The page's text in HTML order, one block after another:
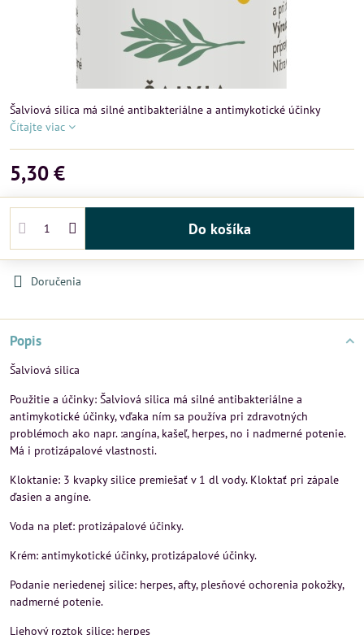
Šalviová silica má silné antibakteriálne a antimykotické účinky
Čítajte viac
5,30 €
Do košíka
Doručenia
Popis
Šalviová silica
Použitie a účinky: Šalviová silica má silné antibakteriálne a
antimykotické účinky, vďaka ním sa používa pri zdravotných
problémoch ako napr. :angína, kašeľ, herpes, no i nadmerné potenie.
Má i protizápalové vlastnosti.
Kloktanie: 3 kvapky silice premiešať v 1 dl vody. Kloktať pri zápale
ďasien a angíne.
Voda na pleť: protizápalové účinky.
Krém: antimykotické účinky, protizápalové účinky.
Podanie neriedenej silice: herpes, afty, plesňové ochorenia pokožky,
nadmerné potenie.
Liehový roztok silice: herpes